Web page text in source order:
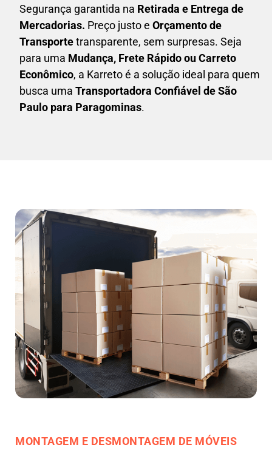
Segurança garantida na Retirada e Entrega de
Mercadorias. Preço justo e Orçamento de
Transportetransparente, sem surpresas. Seja
para uma Mudança, Frete Rápido ou Carreto
Econômico, a Karretoé a solução ideal para quem
busca uma Transportadora Confiável de São
Paulo para Paragominas.
MONTAGEM E DESMONTAGEM DE MÓVEIS